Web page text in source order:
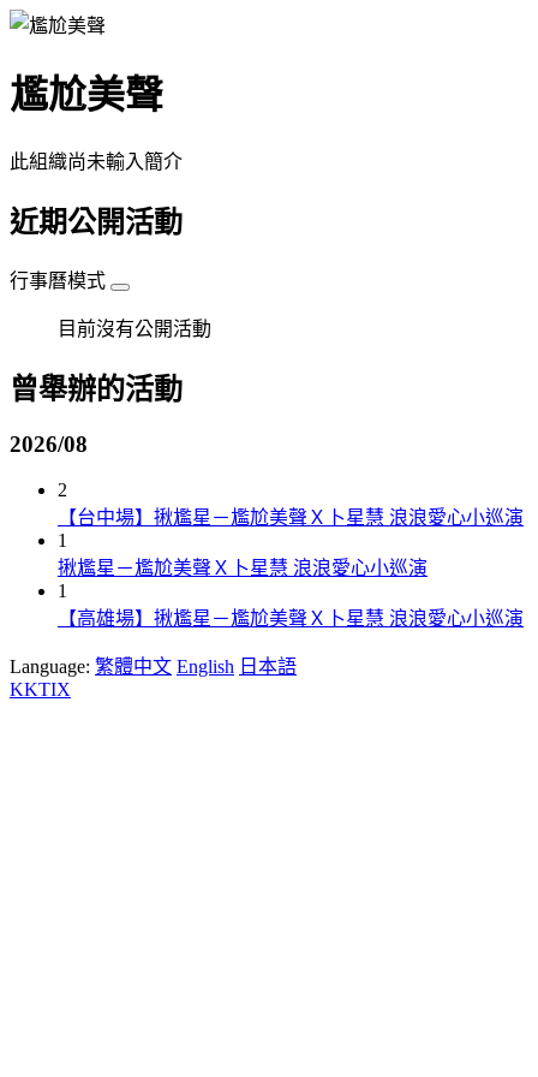
尷尬美聲
此組織尚未輸入簡介
近期公開活動
行事曆模式
目前沒有公開活動
曾舉辦的活動
2026/08
2
【台中場】揪尷星－尷尬美聲Ｘ卜星慧 浪浪愛心小巡演
1
揪尷星－尷尬美聲Ｘ卜星慧 浪浪愛心小巡演
1
【高雄場】揪尷星－尷尬美聲Ｘ卜星慧 浪浪愛心小巡演
Language: 繁體中文 English 日本語
KKTIX